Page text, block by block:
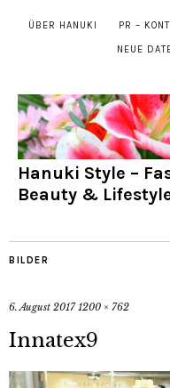
ÜBER HANUKI PR –
NEUE
Hanuki Style –
Beauty &
BILDER
6. August 2017 1200 × 762
Innatex9